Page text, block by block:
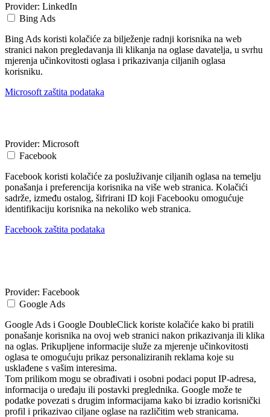
Provider: LinkedIn
Bing Ads
Bing Ads koristi kolačiće za bilježenje radnji korisnika na web
stranici nakon pregledavanja ili klikanja na oglase davatelja, u svrhu
mjerenja učinkovitosti oglasa i prikazivanja ciljanih oglasa
korisniku.
Microsoft zaštita podataka
Provider: Microsoft
Facebook
Facebook koristi kolačiće za posluživanje ciljanih oglasa na temelju
ponašanja i preferencija korisnika na više web stranica. Kolačići
sadrže, između ostalog, šifrirani ID koji Facebooku omogućuje
identifikaciju korisnika na nekoliko web stranica.
Facebook zaštita podataka
Provider: Facebook
Google Ads
Google Ads i Google DoubleClick koriste kolačiće kako bi pratili
ponašanje korisnika na ovoj web stranici nakon prikazivanja ili klika
na oglas. Prikupljene informacije služe za mjerenje učinkovitosti
oglasa te omogućuju prikaz personaliziranih reklama koje su
usklađene s vašim interesima.
Tom prilikom mogu se obrađivati i osobni podaci poput IP-adresa,
informacija o uređaju ili postavki preglednika. Google može te
podatke povezati s drugim informacijama kako bi izradio korisnički
profil i prikazivao ciljane oglase na različitim web stranicama.